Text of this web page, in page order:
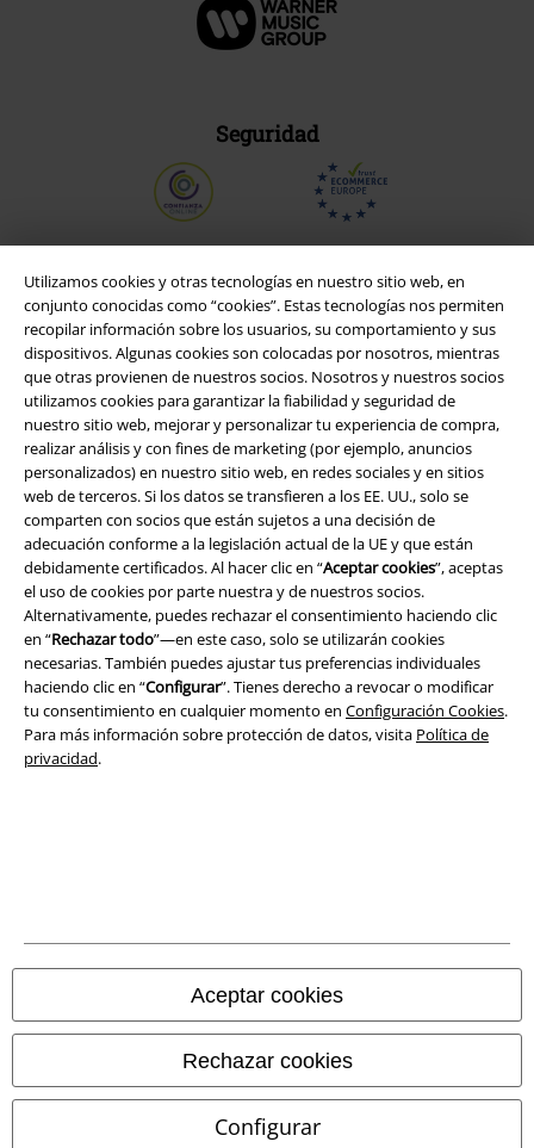
Utilizamos cookies y otras tecnologías en nuestro sitio web, en
conjunto conocidas como “cookies”. Estas tecnologías nos permiten
recopilar información sobre los usuarios, su comportamiento y sus
dispositivos. Algunas cookies son colocadas por nosotros, mientras
que otras provienen de nuestros socios. Nosotros y nuestros socios
utilizamos cookies para garantizar la fiabilidad y seguridad de
nuestro sitio web, mejorar y personalizar tu experiencia de compra,
realizar análisis y con fines de marketing (por ejemplo, anuncios
personalizados) en nuestro sitio web, en redes sociales y en sitios
web de terceros. Si los datos se transfieren a los EE. UU., solo se
comparten con socios que están sujetos a una decisión de
adecuación conforme a la legislación actual de la UE y que están
debidamente certificados. Al hacer clic en “Aceptar cookies”, aceptas
el uso de cookies por parte nuestra y de nuestros socios.
Alternativamente, puedes rechazar el consentimiento haciendo clic
en “Rechazar todo”—en este caso, solo se utilizarán cookies
necesarias. También puedes ajustar tus preferencias individuales
haciendo clic en “Configurar”. Tienes derecho a revocar o modificar
tu consentimiento en cualquier momento en Configuración Cookies.
Para más información sobre protección de datos, visita Política de
privacidad.
Aceptar cookies
Rechazar cookies
Configurar
Seguridad
Legal
Términos y Condiciones
Aviso Legal
Ley protección de datos
Eliminación de residuos y protección del medioambiente
Declaración de Conformidad
© 1986-2026 E.M.P. Merchandising HGmbH
Tiendas EMP online